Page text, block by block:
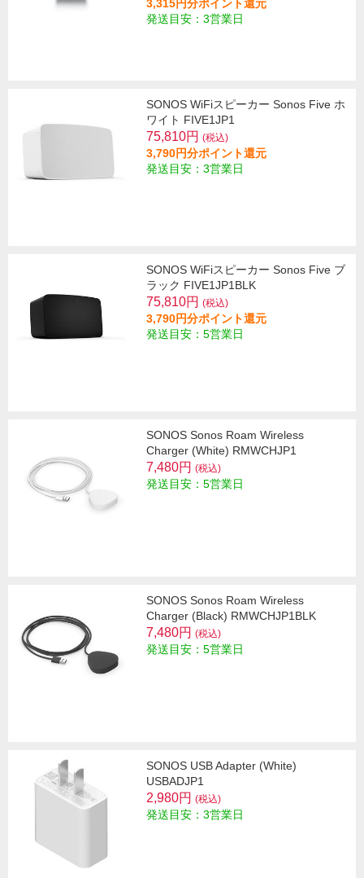
3,315円分ポイント還元
発送目安：3営業日
SONOS WiFiスピーカー Sonos Five ホ
ワイト FIVE1JP1
75,810円 (税込)
3,790円分ポイント還元
発送目安：3営業日
SONOS WiFiスピーカー Sonos Five ブ
ラック FIVE1JP1BLK
75,810円 (税込)
3,790円分ポイント還元
発送目安：5営業日
SONOS Sonos Roam Wireless
Charger (White) RMWCHJP1
7,480円 (税込)
発送目安：5営業日
SONOS Sonos Roam Wireless
Charger (Black) RMWCHJP1BLK
7,480円 (税込)
発送目安：5営業日
SONOS USB Adapter (White)
USBADJP1
2,980円 (税込)
発送目安：3営業日